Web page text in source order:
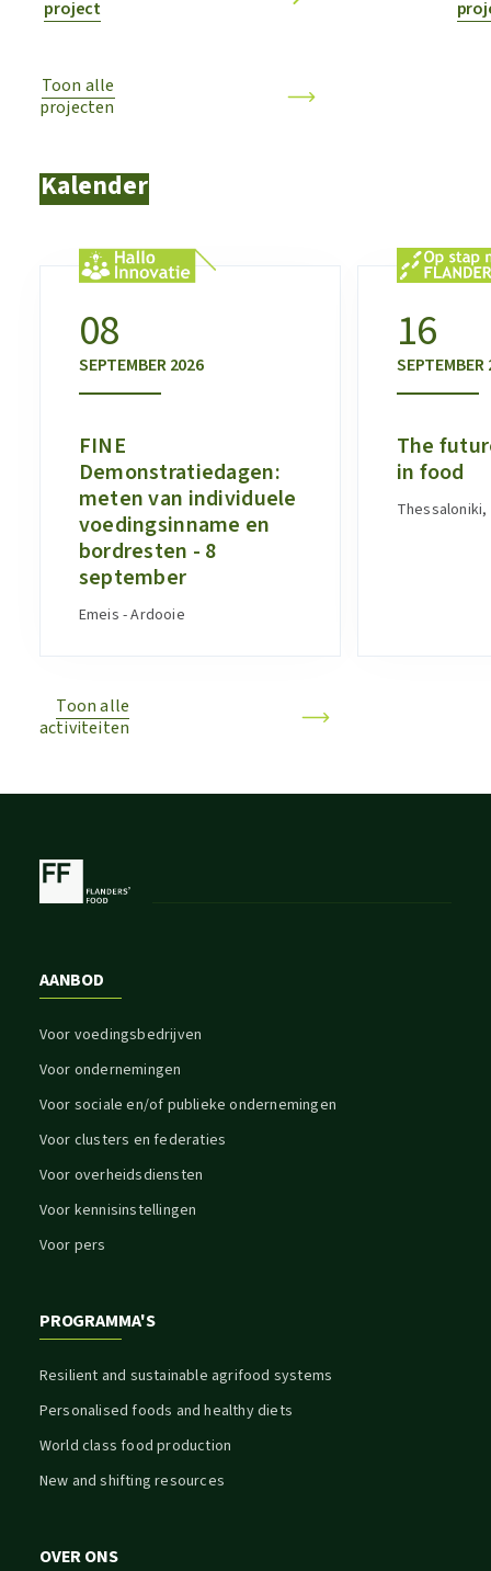
project
Toon alle
projecten
Kalender
08
SEPTEMBER2026
FINE
Demonstratiedagen:
meten van individuele
voedingsinname en
bordresten - 8
september
Emeis - Ardooie
16
SEPTEMBER
The
in food
Toon alle
activiteiten
AANBOD
Voor voedingsbedrijven
Voor ondernemingen
Voor sociale en/of publieke ondernemingen
Voor clusters en federaties
Voor overheidsdiensten
Voor kennisinstellingen
Voor pers
PROGRAMMA'S
Resilient and sustainable agrifood systems
Personalised foods and healthy diets
World class food production
New and shifting resources
OVER ONS